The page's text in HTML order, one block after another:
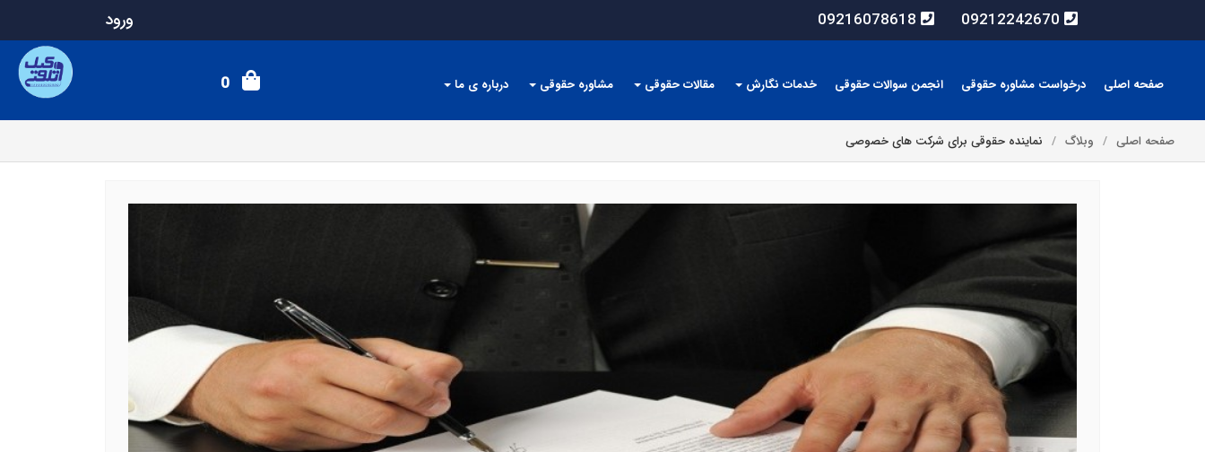
09212242670
09216078618 ورود
صفحه اصلی درخواست مشاوره حقوقی انجمن سوالات حقوقی خدمات نگارش مقالات حقوقی مشاوره حقوقی درباره ی ما 0
صفحه اصلی وبلاگ نماینده حقوقی برای شرکت های خصوصی